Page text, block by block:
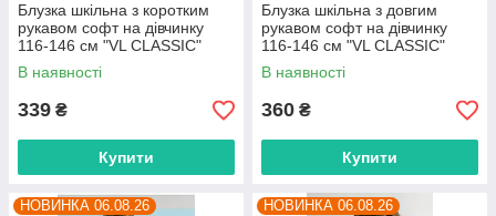
Блузка шкільна з коротким
рукавом софт на дівчинку
116-146 см "VL CLASSIC"
недорого від прямого
постачальника
В наявності
339 ₴
Купити
Блузка шкільна з довгим
рукавом софт на дівчинку
116-146 см "VL CLASSIC"
недорого від прямого
постачальника
В наявності
360 ₴
Купити
НОВИНКА 06.08.26 НОВИНКА 06.08.26